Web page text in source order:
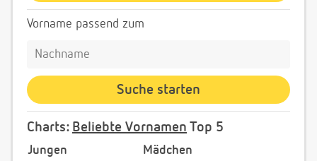
Vorname passend zum
Charts: Beliebte Vornamen Top 5
Jungen Mädchen